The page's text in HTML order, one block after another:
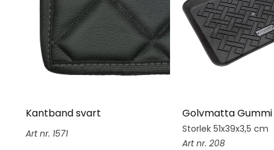
Kantband svart
1571
Golvmatta Gummi
Storlek 51x39x3,5 cm
208